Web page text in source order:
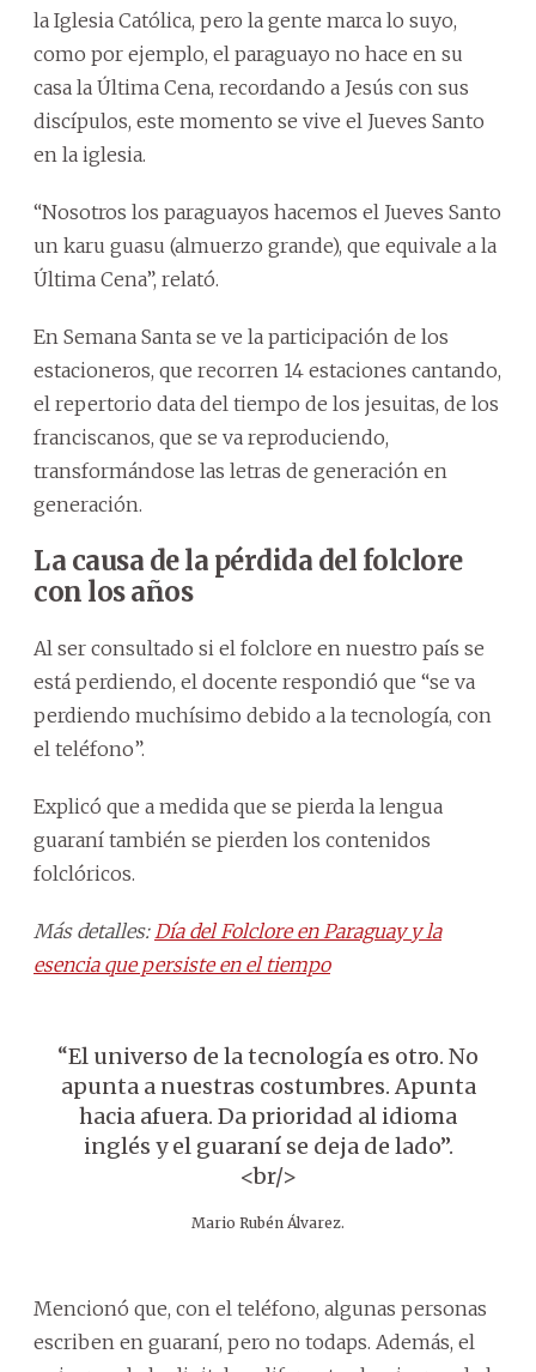
la Iglesia Católica, pero la gente marca lo suyo,
como por ejemplo, el paraguayo no hace en su
casa la Última Cena, recordando a Jesús con sus
discípulos, este momento se vive el Jueves Santo
en la iglesia.
“Nosotros los paraguayos hacemos el Jueves Santo
un karu guasu (almuerzo grande), que equivale a la
Última Cena”, relató.
En Semana Santa se ve la participación de los
estacioneros, que recorren 14 estaciones cantando,
el repertorio data del tiempo de los jesuitas, de los
franciscanos, que se va reproduciendo,
transformándose las letras de generación en
generación.
La causa de la pérdida del folclore
con los años
Al ser consultado si el folclore en nuestro país se
está perdiendo, el docente respondió que “se va
perdiendo muchísimo debido a la tecnología, con
el teléfono”.
Explicó que a medida que se pierda la lengua
guaraní también se pierden los contenidos
folclóricos.
Más detalles: Día del Folclore en Paraguay y la
esencia que persiste en el tiempo
“El universo de la tecnología es otro. No
apunta a nuestras costumbres. Apunta
hacia afuera. Da prioridad al idioma
inglés y el guaraní se deja de lado”.
<br/>
Mario Rubén Álvarez.
Mencionó que, con el teléfono, algunas personas
escriben en guaraní, pero no todaps. Además, el